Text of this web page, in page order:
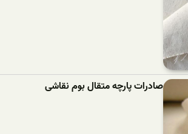
صادرات پارچه متقال بوم نقاشی